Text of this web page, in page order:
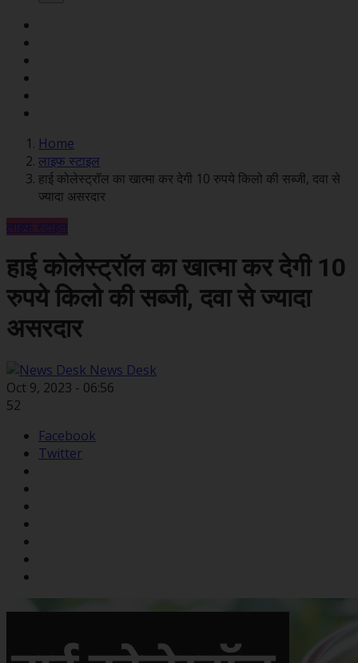
Home
लाइफ स्टाइल
हाई कोलेस्ट्रॉल का खात्मा कर देगी 10 रुपये किलो की सब्जी, दवा से
ज्यादा असरदार
लाइफ स्टाइल
हाई कोलेस्ट्रॉल का खात्मा कर देगी 10
रुपये किलो की सब्जी, दवा से ज्यादा
असरदार
News Desk
Oct 9, 2023 - 06:56
52
Facebook
Twitter